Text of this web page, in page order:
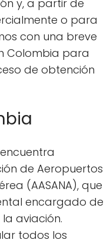
y, a partir de
o para
con una breve
Colombia para
de obtención
de Aeropuertos
(AASANA), que
encargado de
aviación.
todos los